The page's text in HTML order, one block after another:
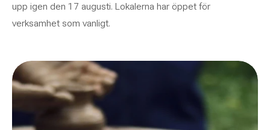
upp igen den 17 augusti. Lokalerna har öppet för
verksamhet som vanligt.